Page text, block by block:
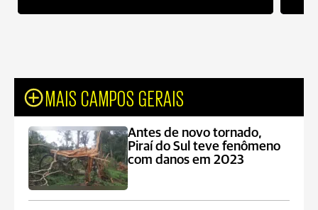
MAIS CAMPOS GERAIS
Antes de novo tornado,
Piraí do Sul teve fenômeno
com danos em 2023